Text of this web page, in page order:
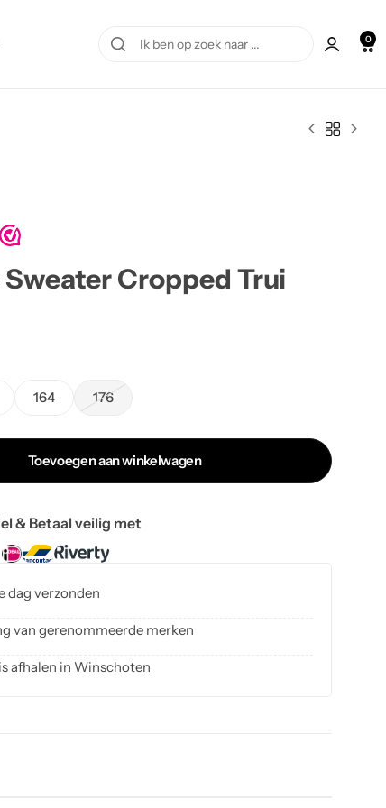
0
Cropped Trui
164 176
Toevoegen aan winkelwagen
& Betaal veilig met
dag verzonden
van gerenommeerde merken
afhalen in Winschoten